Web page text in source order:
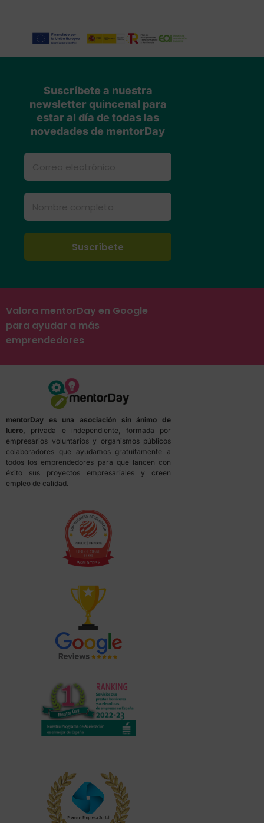
Suscríbete a nuestra
newsletter quincenal para
estar al día de todas las
novedades de mentorDay
Valora mentorDay en Google
para ayudar a más
emprendedores
mentorDay es una asociación sin ánimo de
lucro, privada e independiente, formada por
empresarios voluntarios y organismos públicos
colaboradores que ayudamos gratuitamente a
todos los emprendedores para que lancen con
éxito sus proyectos empresariales y creen
empleo de calidad.